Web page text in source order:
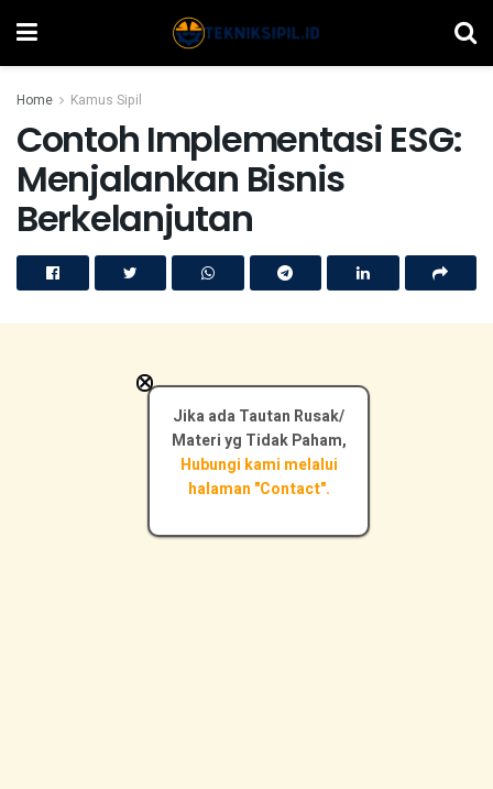
Home Kamus Sipil
Contoh Implementasi ESG:
Menjalankan Bisnis
Berkelanjutan
Jika ada Tautan Rusak/
Materi yg Tidak Paham,
Hubungi kami melalui
halaman "Contact".
×